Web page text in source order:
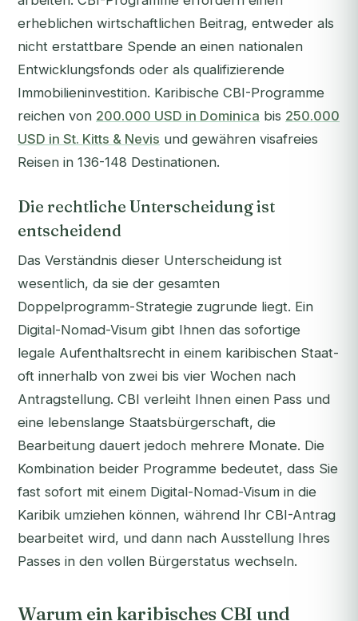
erheblichen wirtschaftlichen Beitrag, entweder als
nicht erstattbare Spende an einen nationalen
Entwicklungsfonds oder als qualifizierende
Immobilieninvestition. Karibische CBI-Programme
reichen von 200.000 USD in Dominica bis 250.000
USD in St. Kitts & Nevis und gewähren visafreies
Reisen in 136-148 Destinationen.
Die rechtliche Unterscheidung ist
entscheidend
Das Verständnis dieser Unterscheidung ist
wesentlich, da sie der gesamten
Doppelprogramm-Strategie zugrunde liegt. Ein
Digital-Nomad-Visum gibt Ihnen das sofortige
legale Aufenthaltsrecht in einem karibischen Staat-
oft innerhalb von zwei bis vier Wochen nach
Antragstellung. CBI verleiht Ihnen einen Pass und
eine lebenslange Staatsbürgerschaft, die
Bearbeitung dauert jedoch mehrere Monate. Die
Kombination beider Programme bedeutet, dass Sie
fast sofort mit einem Digital-Nomad-Visum in die
Karibik umziehen können, während Ihr CBI-Antrag
bearbeitet wird, und dann nach Ausstellung Ihres
Passes in den vollen Bürgerstatus wechseln.
Warum ein karibisches CBI und